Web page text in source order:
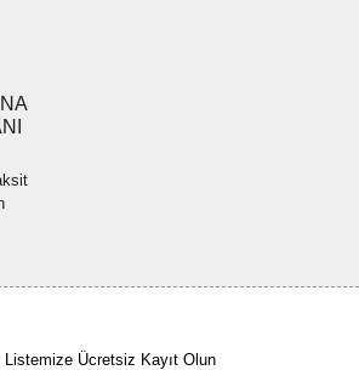
Listemize Ücretsiz Kayıt Olun